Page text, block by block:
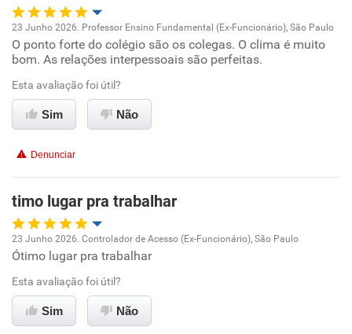
Recomenda a diretoria
Oportunidade de promoção
Ambiente de trabalho
Conciliação com a vida familiar
Recomenda esta empresa
23 Junho 2026. Professor Ensino Fundamental (Ex-Funcionário), São Paulo
O ponto forte do colégio são os colegas. O clima é muito
bom. As relações interpessoais são perfeitas.
Esta avaliação foi útil?
Sim Não
Denunciar
timo lugar pra trabalhar
Oportunidade de promoção
Ambiente de trabalho
23 Junho 2026. Controlador de Acesso (Ex-Funcionário), São Paulo
Ótimo lugar pra trabalhar
Esta avaliação foi útil?
Sim Não